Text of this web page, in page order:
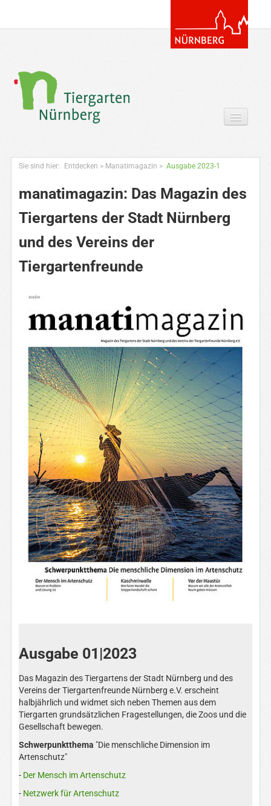
Entdecken
Zoowissen & Co
Angebote
Sie sind hier: Entdecken > Manatimagazin > Ausgabe 2023-1
manatimagazin: Das Magazin des
Tiergartens der Stadt Nürnberg
und des Vereins der
Tiergartenfreunde
Ausgabe 01|2023
Das Magazin des Tiergartens der Stadt Nürnberg und des
Vereins der Tiergartenfreunde Nürnberg e.V. erscheint
halbjährlich und widmet sich neben Themen aus dem
Tiergarten grundsätzlichen Fragestellungen, die Zoos und die
Gesellschaft bewegen.
Schwerpunktthema "Die menschliche Dimension im
Artenschutz"
- Der Mensch im Artenschutz
- Netzwerk für Artenschutz